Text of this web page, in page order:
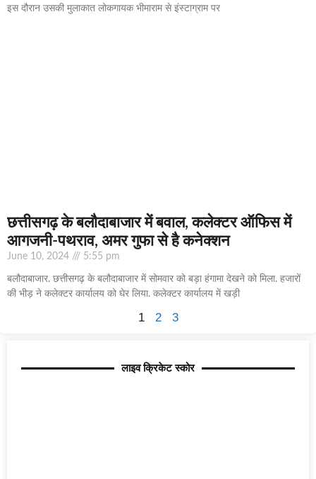
इस दौरान उसकी मुलाकात लोकगायक भीमाराम से इंस्टाग्राम पर
छत्तीसगढ़ के बलौदाबाजार में बवाल, कलेक्टर ऑफिस में
आगजनी-पथराव, अमर गुफा से है कनेक्शन
June 10, 2024 5:55 pm
बलौदाबाजार. छत्तीसगढ़ के बलौदाबाजार में सोमवार को बड़ा हंगामा देखने को मिला. हजारों
की भीड़ ने कलेक्टर कार्यालय को घेर लिया. कलेक्टर कार्यालय में खड़ी
1 2 3
लाइव क्रिकेट स्कोर